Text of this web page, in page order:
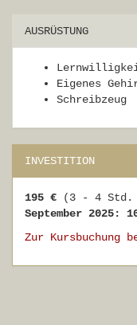
AUSRÜSTUNG
Eigenes
Schreibzeug
INVESTITION
195 € (3 - 4 Std.
September 2025:
Zur Kursbuchung